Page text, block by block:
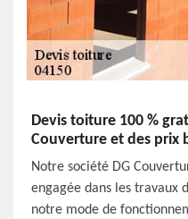
Devis toiture 100 %
Couverture et des prix
Notre société DG
engagée dans les travaux
notre mode de